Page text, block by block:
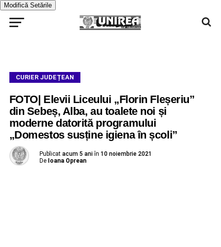
Modifică Setările
CURIER JUDEȚEAN
FOTO| Elevii Liceului „Florin Fleșeriu”
din Sebeș, Alba, au toalete noi și
moderne datorită programului
„Domestos susține igiena în școli”
Publicat acum 5 ani în 10 noiembrie 2021
De Ioana Oprean